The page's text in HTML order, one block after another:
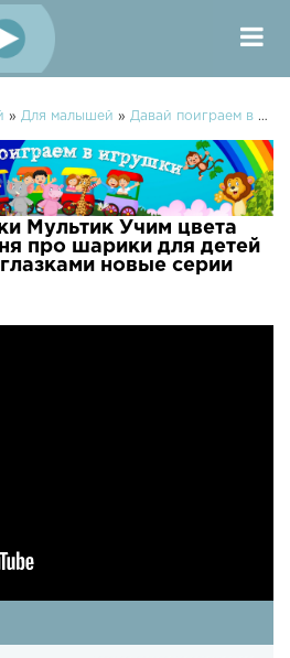
» Для малышей » Давай поиграем в игрушки
Мультик Учим цвета
про шарики для детей
новые серии